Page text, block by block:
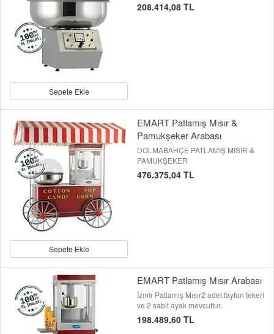
Sepete Ekle
208.414,08 TL
Sepete Ekle
EMART Patlamış Mısır &
Pamukşeker Arabası
DOLMABAHÇE PATLAMIŞ MISIR &
PAMUKŞEKER
476.375,04 TL
EMART Patlamış Mısır Arabası
İzmir Patlamış Mısır2 adet fayton tekeri
ve 2 sabit ayak mevcuttur.
198.489,60 TL